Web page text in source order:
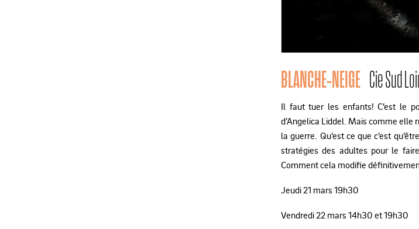
BLANCHE-NEIGE Cie Sud
Il faut tuer les enfants! C’est le
d’Angelica Liddel. Mais comme elle
la guerre. Qu’est ce que c’est
stratégies des adultes pour le
Comment cela modifie
Jeudi 21 mars 19h30
Vendredi 22 mars 14h30 et 19h30